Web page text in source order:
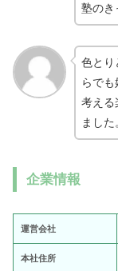
塾のき
色とり
らで
考える
ました
企業情報
運営会社
本社住所